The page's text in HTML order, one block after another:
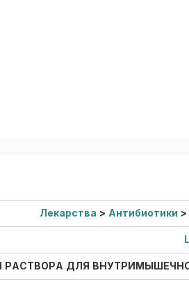
Лекарства > Антибиотики >
ДЛЯ